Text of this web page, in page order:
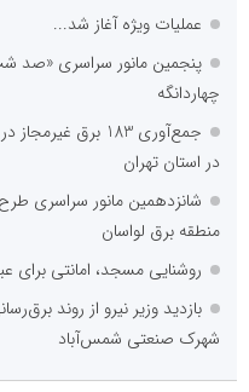
عملیات ویژه آغاز شد...
پنجمین مانور سراسری «صد
چهاردانگه
جمع‌آوری 183 برق
در استان تهران
شانزدهمین مانور سراسری
منطقه برق لواسان
روشنایی مسجد، امانتی برای
بازدید وزیر نیرو از روند
شهرک صنعتی شمس‌آباد